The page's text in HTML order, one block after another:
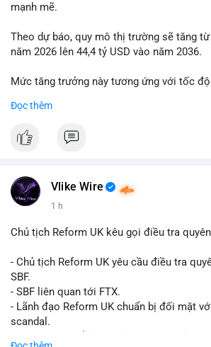
mạnh mẽ.
Theo dự báo, quy mô thị trường sẽ tăng từ
năm 2026 lên 44,4 tỷ USD vào năm 2036.
Mức tăng trưởng này tương ứng với tốc
nhà đầu tư trong ngành vật liệu xây dựng
nhựa polyolefin trong tương lai?
Đọc thêm
Vlike Wire
1 h
Chủ tịch Reform UK kêu gọi điều tra
- Chủ tịch Reform UK yêu cầu điều tra
SBF.
- SBF liên quan tới FTX.
- Lãnh đạo Reform UK chuẩn bị đối mặt
scandal.